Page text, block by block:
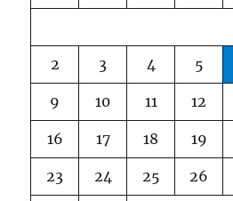
2 3 4 5
9 10 11 12
16 17 18 19
23 24 25 26